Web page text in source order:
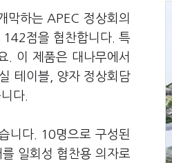
막하는 APEC 정상회의
점을 협찬합니다. 특
. 이 제품은 대나무에서
테이블, 양자 정상회담
다.
니다. 10명으로 구성된
일회성 협찬용 의자로